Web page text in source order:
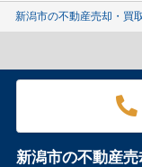
新潟市の不動産売却・買
新潟市の不動産